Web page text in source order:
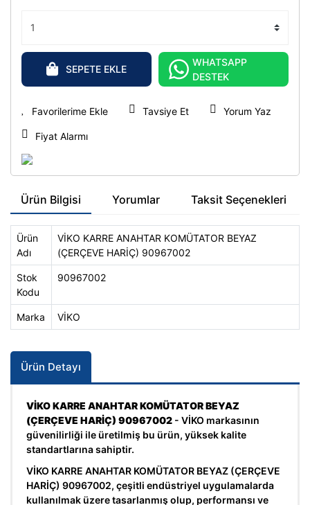
SEPETE EKLE
WHATSAPP
DESTEK
Tavsiye Et Yorum Yaz
Fiyat Alarmı
Ürün Bilgisi Yorumlar Taksit Seçenekleri
Ürün
Adı
VİKO KARRE ANAHTAR KOMÜTATOR BEYAZ
(ÇERÇEVE HARİÇ) 90967002
Stok
Kodu
90967002
Marka VİKO
Ürün Detayı
VİKO KARRE ANAHTAR KOMÜTATOR BEYAZ
(ÇERÇEVE HARİÇ) 90967002 - VİKO markasının
güvenilirliği ile üretilmiş bu ürün, yüksek kalite
standartlarına sahiptir.
VİKO KARRE ANAHTAR KOMÜTATOR BEYAZ (ÇERÇEVE
HARİÇ) 90967002, çeşitli endüstriyel uygulamalarda
kullanılmak üzere tasarlanmış olup, performansı ve